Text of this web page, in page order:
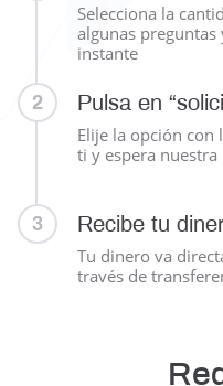
Selecciona la
algunas
instante
2 Pulsa en
Elije la opción con
ti y espera nuestra
3 Recibe tu
Tu dinero va
través de